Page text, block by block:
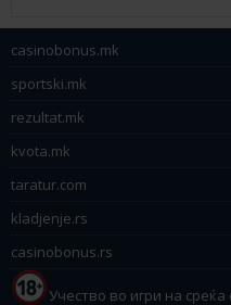
casinobonus.mk
sportski.mk
rezultat.mk
kvota.mk
taratur.com
kladjenje.rs
casinobonus.rs
Учество во игри на